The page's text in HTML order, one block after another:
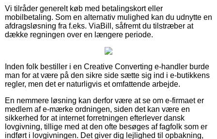
Vi tilråder generelt køb med betalingskort eller
mobilbetaling. Som en alternativ mulighed kan du udnytte en
afdragsløsning fra f.eks. ViaBill, såfremt du tilstræber at
dække regningen over en længere periode.
Inden folk bestiller i en Creative Converting e-handler burde
man for at være på den sikre side sætte sig ind i e-butikkens
regler, men det er naturligvis et omfattende arbejde.
En nemmere løsning kan derfor være at se om e-firmaet er
medlem af e-mærke ordningen, siden det kan være en
sikkerhed for at internet forretningen efterlever dansk
lovgivning, tillige med at den ofte besøges af fagfolk som er
indført i lovgivningen. Det giver dig lejlighed til opbakning,